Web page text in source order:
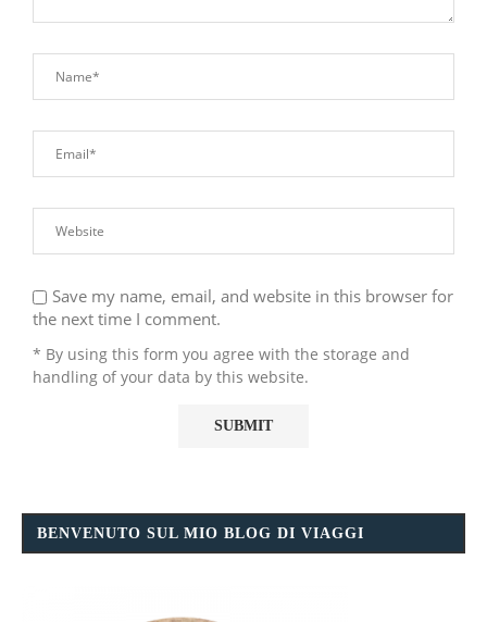
Save my name, email, and website in this browser for
the next time I comment.
* By using this form you agree with the storage and
handling of your data by this website.
BENVENUTO SUL MIO BLOG DI VIAGGI